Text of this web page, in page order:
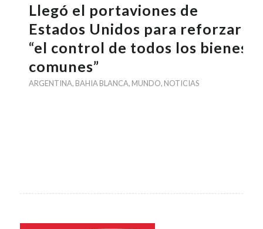
Llegó el portaviones de
Estados Unidos para reforzar
“el control de todos los bienes
comunes”
ARGENTINA, BAHIA BLANCA, MUNDO, NOTICIAS